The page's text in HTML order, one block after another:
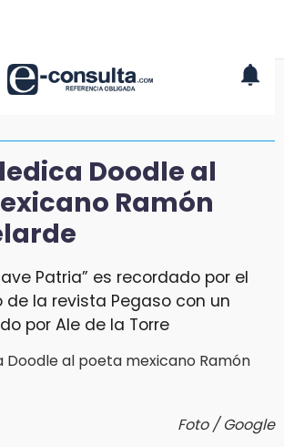
Doodle al
Ramón
Patria” es recordado por el
de la revista Pegaso con un
por Ale de la Torre
Foto / Google